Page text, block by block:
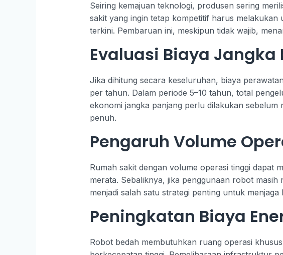
Seiring kemajuan teknologi, produsen sering
sakit yang ingin tetap kompetitif harus melakukan
terkini. Pembaruan ini, meskipun tidak wajib,
Evaluasi Biaya Jangka
Jika dihitung secara keseluruhan, biaya
per tahun. Dalam periode 5–10 tahun, total
ekonomi jangka panjang perlu dilakukan
penuh.
Pengaruh Volume
Rumah sakit dengan volume operasi tinggi dapat
merata. Sebaliknya, jika penggunaan robot masih
menjadi salah satu strategi penting untuk
Peningkatan Biaya
Robot bedah membutuhkan ruang operasi